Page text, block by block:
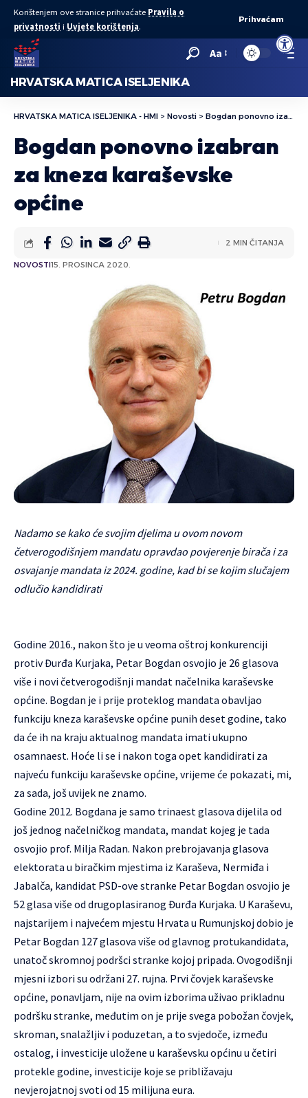
Open
Korištenjem ove stranice prihvaćate Pravila o
privatnosti i Uvjete korištenja.
Prihvaćam
Aa
HRVATSKA MATICA ISELJENIKA
HRVATSKA MATICA ISELJENIKA - HMI > Novosti > Bogdan ponovno izabran za kneza karaševske općine
Bogdan ponovno izabran
za kneza karaševske
općine
NOVOSTI15. PROSINCA 2020.
2 MIN ČITANJA
Nadamo se kako će svojim djelima u ovom novom
četverogodišnjem mandatu opravdao povjerenje birača i za
osvajanje mandata iz 2024. godine, kad bi se kojim slučajem
odlučio kandidirati
Godine 2016., nakon što je u veoma oštroj konkurenciji
protiv Đurđa Kurjaka, Petar Bogdan osvojio je 26 glasova
više i novi četverogodišnji mandat načelnika karaševske
općine. Bogdan je i prije proteklog mandata obavljao
funkciju kneza karaševske općine punih deset godine, tako
da će ih na kraju aktualnog mandata imati ukupno
osamnaest. Hoće li se i nakon toga opet kandidirati za
najveću funkciju karaševske općine, vrijeme će pokazati, mi,
za sada, još uvijek ne znamo.
Godine 2012. Bogdana je samo trinaest glasova dijelila od
još jednog načelničkog mandata, mandat kojeg je tada
osvojio prof. Milja Radan. Nakon prebrojavanja glasova
elektorata u biračkim mjestima iz Karaševa, Nermiđa i
Jabalča, kandidat PSD-ove stranke Petar Bogdan osvojio je
52 glasa više od drugoplasiranog Đurđa Kurjaka. U Karaševu,
najstarijem i najvećem mjestu Hrvata u Rumunjskoj dobio je
Petar Bogdan 127 glasova više od glavnog protukandidata,
unatoč skromnoj podršci stranke kojoj pripada. Ovogodišnji
mjesni izbori su održani 27. rujna. Prvi čovjek karaševske
općine, ponavljam, nije na ovim izborima uživao prikladnu
podršku stranke, međutim on je prije svega pobožan čovjek,
skroman, snalažljiv i poduzetan, a to svjedoče, između
ostalog, i investicije uložene u karaševsku općinu u četiri
protekle godine, investicije koje se približavaju
nevjerojatnoj svoti od 15 milijuna eura.